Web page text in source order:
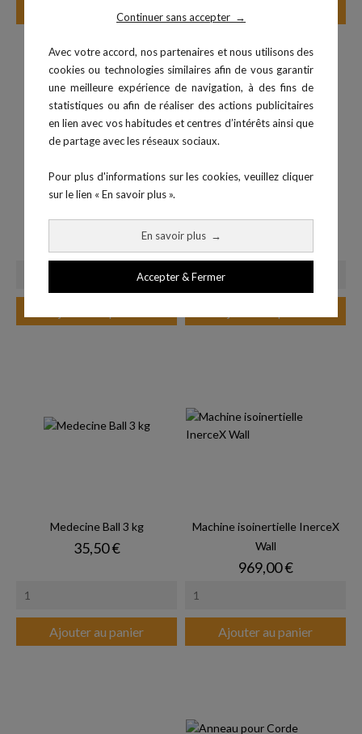
Continuer sans accepter →
Avec votre accord, nos partenaires et nous utilisons des
cookies ou technologies similaires afin de vous garantir
une meilleure expérience de navigation, à des fins de
statistiques ou afin de réaliser des actions publicitaires
en lien avec vos habitudes et centres d’intérêts ainsi que
de partage avec les réseaux sociaux.
Pour plus d'informations sur les cookies, veuillez cliquer
sur le lien « En savoir plus ».
En savoir plus →
Accepter & Fermer
Ajouter au panier
Medecine Ball 3 kg
Prix
35,50 €
Ajouter au panier
Machine isoinertielle InerceX
Wall
Prix
969,00 €
Ajouter au panier